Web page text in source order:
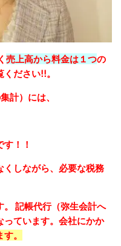
売上高から料金は１つの
ださい!!。
計）には、
す！！
くしながら、必要な税務
記帳代行（弥生会計へ
っています。会社にかか
。